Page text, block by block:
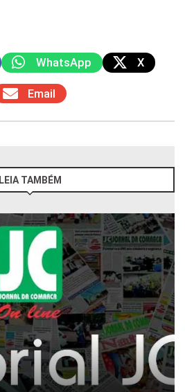
WhatsApp X
Email
LEIA TAMBÉM